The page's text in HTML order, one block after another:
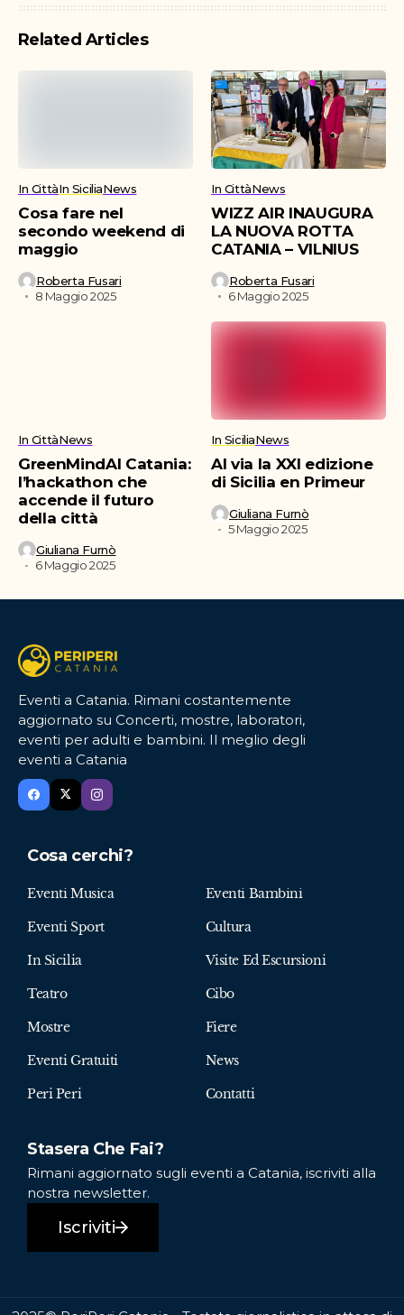
Related Articles
In CittàIn SiciliaNews
Cosa fare nel
secondo weekend di
maggio
Roberta Fusari
8 Maggio 2025
In CittàNews
WIZZ AIR INAUGURA
LA NUOVA ROTTA
CATANIA – VILNIUS
Roberta Fusari
6 Maggio 2025
In CittàNews
GreenMindAI Catania:
l’hackathon che
accende il futuro
della città
Giuliana Furnò
6 Maggio 2025
In SiciliaNews
Al via la XXI edizione
di Sicilia en Primeur
Giuliana Furnò
5 Maggio 2025
Eventi a Catania. Rimani costantemente
aggiornato su Concerti, mostre, laboratori,
eventi per adulti e bambini. Il meglio degli
eventi a Catania
Cosa cerchi?
Eventi Musica Eventi Bambini
Eventi Sport Cultura
In Sicilia Visite Ed Escursioni
Teatro Cibo
Mostre Fiere
Eventi Gratuiti News
Peri Peri Contatti
Stasera Che Fai?
Rimani aggiornato sugli eventi a Catania, iscriviti alla
nostra newsletter.
Iscriviti